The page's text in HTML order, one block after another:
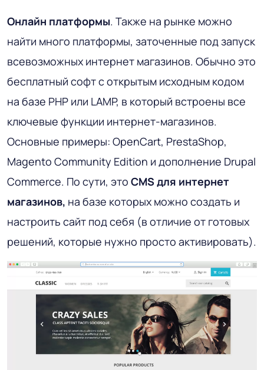
Онлайн платформы. Также на рынке можно
найти много платформы, заточенные под запуск
всевозможных интернет магазинов. Обычно это
бесплатный софт с открытым исходным кодом
на базе PHP или LAMP, в который встроены все
ключевые функции интернет-магазинов.
Основные примеры: OpenCart, PrestaShop,
Magento Community Edition и дополнение Drupal
Commerce. По сути, это CMS для интернет
магазинов, на базе которых можно создать и
настроить сайт под себя (в отличие от готовых
решений, которые нужно просто активировать).